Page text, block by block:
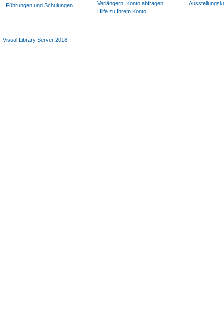
Führungen und Schulungen
Verlängern, Konto abfragen
Hilfe zu Ihrem Konto
Visual Library Server 2018